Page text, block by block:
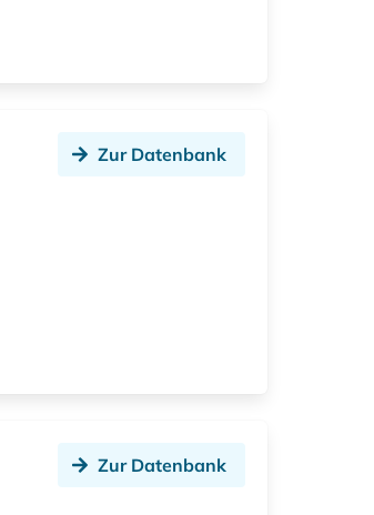
Zur Datenbank
Zur Datenbank